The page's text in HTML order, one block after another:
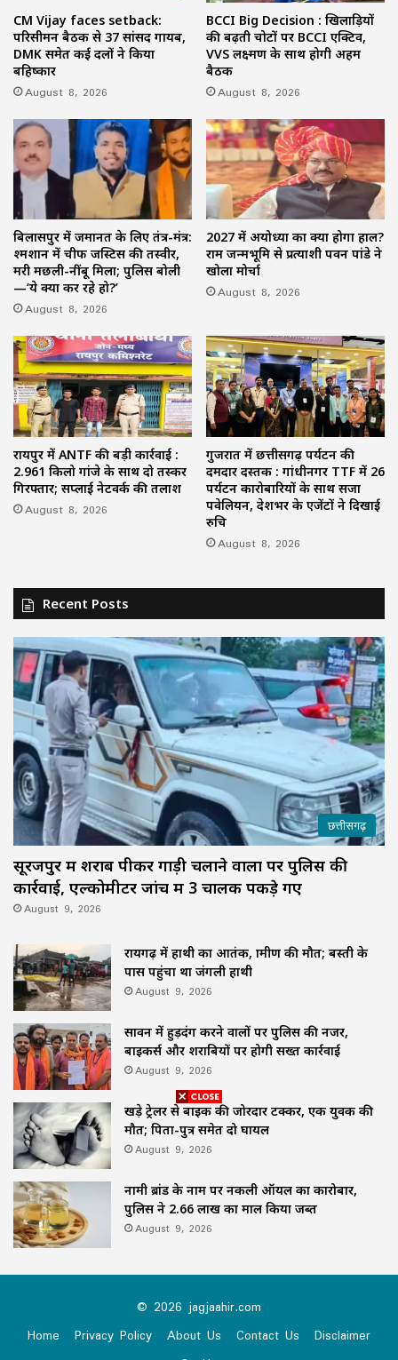
CM Vijay faces setback:
परिसीमन बैठक से 37 सांसद गायब,
DMK समेत कई दलों ने किया
बहिष्कार
August 8, 2026
BCCI Big Decision : खिलाड़ियों
की बढ़ती चोटों पर BCCI एक्टिव,
VVS लक्ष्मण के साथ होगी अहम
बैठक
August 8, 2026
बिलासपुर में जमानत के लिए तंत्र-मंत्र:
श्मशान में चीफ जस्टिस की तस्वीर,
मरी मछली-नींबू मिला; पुलिस बोली
—‘ये क्या कर रहे हो?’
August 8, 2026
2027 में अयोध्या का क्या होगा हाल?
राम जन्मभूमि से प्रत्याशी पवन पांडे ने
खोला मोर्चा
August 8, 2026
रायपुर में ANTF की बड़ी कार्रवाई :
2.961 किलो गांजे के साथ दो तस्कर
गिरफ्तार; सप्लाई नेटवर्क की तलाश
August 8, 2026
गुजरात में छत्तीसगढ़ पर्यटन की
दमदार दस्तक : गांधीनगर TTF में 26
पर्यटन कारोबारियों के साथ सजा
पवेलियन, देशभर के एजेंटों ने दिखाई
रुचि
August 8, 2026
Recent Posts
छत्तीसगढ़
सूरजपुर में शराब पीकर गाड़ी चलाने वालों पर पुलिस की
कार्रवाई, एल्कोमीटर जांच में 3 चालक पकड़े गए
August 9, 2026
रायगढ़ में हाथी का आतंक, ग्रामीण की मौत; बस्ती के
पास पहुंचा था जंगली हाथी
August 9, 2026
सावन में हुड़दंग करने वालों पर पुलिस की नजर,
बाइकर्स और शराबियों पर होगी सख्त कार्रवाई
August 9, 2026
खड़े ट्रेलर से बाइक की जोरदार टक्कर, एक युवक की
मौत; पिता-पुत्र समेत दो घायल
August 9, 2026
नामी ब्रांड के नाम पर नकली ऑयल का कारोबार,
पुलिस ने 2.66 लाख का माल किया जब्त
August 9, 2026
© 2026 jagjaahir.com
Home
Privacy Policy About Us Contact Us
Disclaimer